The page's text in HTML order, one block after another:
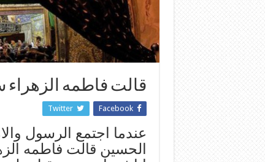
قالت فاطمه الزهراء
Facebook
Twitter
عندما اجتمع الرسول
الحسين قالت فاطمه